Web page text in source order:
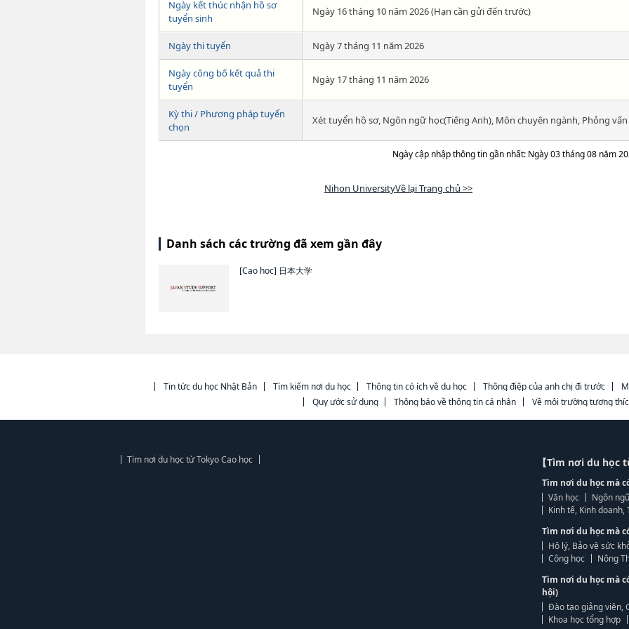
Ngày kết thúc nhận hồ sơ
tuyển sinh
Ngày 16 tháng 10 năm 2026 (Hạn cần gửi đến trước)
Ngày thi tuyển Ngày 7 tháng 11 năm 2026
Ngày công bố kết quả thi
tuyển
Ngày 17 tháng 11 năm 2026
Kỳ thi / Phương pháp tuyển
chọn
Xét tuyển hồ sơ, Ngôn ngữ học(Tiếng Anh), Môn chuyên ngành, Phỏng vấn
Ngày cập nhập thông tin gần nhất: Ngày 03 tháng 08 năm
Nihon UniversityVề lại Trang chủ >>
Danh sách các trường đã xem gần đây
[Cao học] 日本大学
Tin tức du học Nhật Bản Tìm kiếm nơi du học Thông tin có ích về du học Thông điệp của anh chị đi trước
Quy ước sử dụng
Thông báo về thông tin cá nhân Về môi trường tương
Tìm nơi du học từ Tokyo Cao học 【Tìm nơi du học
Tìm nơi du học mà
Văn học
Ngôn
Kinh tế, Kinh
Tìm nơi du học mà
Hộ lý, Bảo vệ sức
Công học
Nông
Tìm nơi du học mà
hội)
Đào tạo giảng viên,
Khoa học tổng hợp